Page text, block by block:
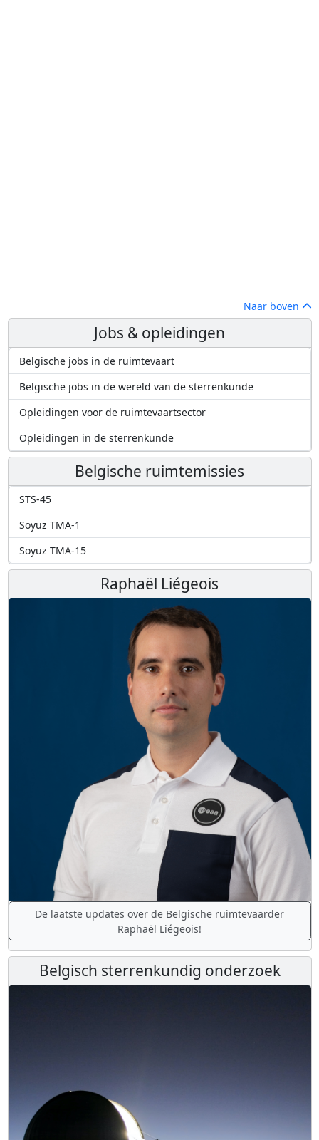
Naar boven
Jobs & opleidingen
Belgische jobs in de ruimtevaart
Belgische jobs in de wereld van de sterrenkunde
Opleidingen voor de ruimtevaartsector
Opleidingen in de sterrenkunde
Belgische ruimtemissies
STS-45
Soyuz TMA-1
Soyuz TMA-15
Raphaël Liégeois
De laatste updates over de Belgische ruimtevaarder
Raphaël Liégeois!
Belgisch sterrenkundig onderzoek